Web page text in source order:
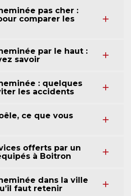
pas cher :
comparer les
par le haut :
savoir
: quelques
les accidents
ce que vous
offerts par un
à Boitron
dans la ville
faut retenir